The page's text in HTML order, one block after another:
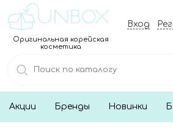
Оригинальная корейская
косметика
Вход
Акции Бренды Новинки